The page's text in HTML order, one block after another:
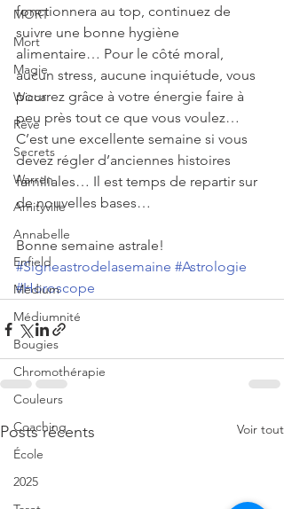
MORT
Mort
Magie
Wicca
Rêve
Secrets
Warren
Amityville
Annabelle
Enfield
Médium
Médiumnité
Bougies
Chromothérapie
Couleurs
Coaching
École
2025
fonctionnera au top, continuez de
suivre une bonne hygiène
alimentaire… Pour le côté moral,
aucun stress, aucune inquiétude, vous
pourrez grâce à votre énergie faire à
peu près tout ce que vous voulez…
C’est une excellente semaine si vous
devez régler d’anciennes histoires
familiales… Il est temps de repartir sur
de nouvelles bases…
Bonne semaine astrale!
#Signeastrodelasemaine #Astrologie
#Horoscope
Posts récents Voir tout